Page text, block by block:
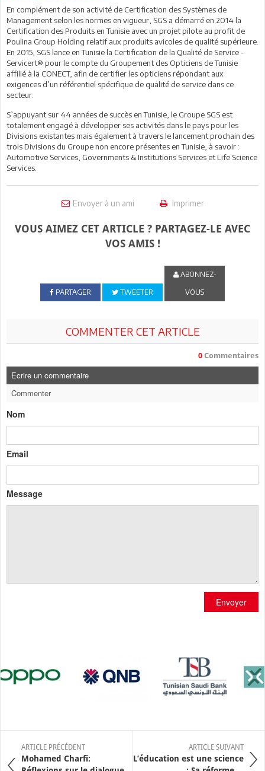
En complément de son activité de Certification des Systèmes de
Management selon les normes en vigueur, SGS a démarré en 2014 la
Certification des Produits en Tunisie avec un projet pilote au profit de
Poulina Group Holding relatif aux produits avicoles de qualité supérieure.
En 2015, SGS lance en Tunisie la Certification de la Qualité de Service -
Servicert® pour le compte du Groupement des Opticiens de Tunisie
affilié à la CONECT, afin de certifier les opticiens répondant aux
exigences d’un référentiel spécifique de qualité de service dans ce
secteur.
S’appuyant sur 44 années de succès en Tunisie, le Groupe SGS est
totalement engagé à développer ses activités dans le pays pour les
Divisions existantes mais également à travers le lancement prochain des
trois Divisions du Groupe non encore présentes en Tunisie, à savoir :
Automotive Services, Governments & Institutions Services et Life Science
Services.
Envoyer à un ami Imprimer
VOUS AIMEZ CET ARTICLE ? PARTAGEZ-LE AVEC
VOS AMIS !
PARTAGER TWEETER
ABONNEZ-
VOUS
COMMENTER CET ARTICLE
0 Commentaires
Ecrire un commentaire
Commenter
Nom
Email
Message
Envoyer
ARTICLE PRÉCÉDENT
Mohamed Charfi:
ARTICLE SUIVANT
L’éducation est une science